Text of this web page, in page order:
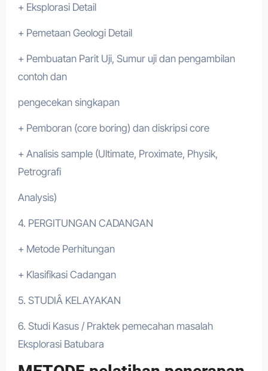
+ Eksplorasi Detail
+ Pemetaan Geologi Detail
+ Pembuatan Parit Uji, Sumur uji dan pengambilan
contoh dan
pengecekan singkapan
+ Pemboran (core boring) dan diskripsi core
+ Analisis sample (Ultimate, Proximate, Physik,
Petrografi
Analysis)
4. PERGITUNGAN CADANGAN
+ Metode Perhitungan
+ Klasifikasi Cadangan
5. STUDIÂ KELAYAKAN
6. Studi Kasus / Praktek pemecahan masalah
Eksplorasi Batubara